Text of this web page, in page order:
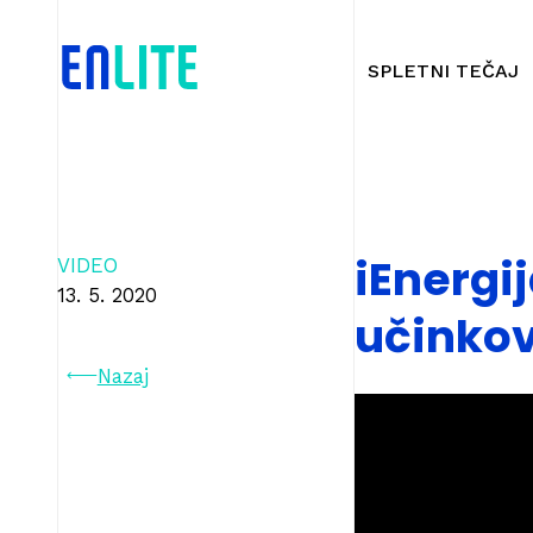
SPLETNI TEČAJ
VIDEO
13. 5. 2020
Nazaj